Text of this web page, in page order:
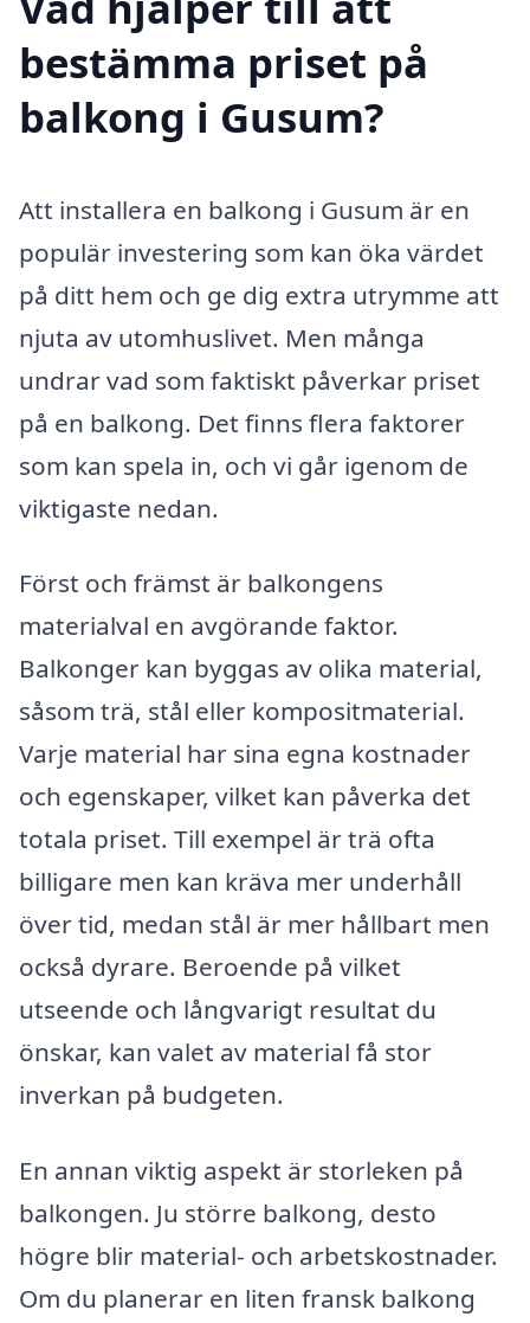
bestämma priset på
balkong i Gusum?
Att installera en balkong i Gusum är en
populär investering som kan öka värdet
på ditt hem och ge dig extra utrymme att
njuta av utomhuslivet. Men många
undrar vad som faktiskt påverkar priset
på en balkong. Det finns flera faktorer
som kan spela in, och vi går igenom de
viktigaste nedan.
Först och främst är balkongens
materialval en avgörande faktor.
Balkonger kan byggas av olika material,
såsom trä, stål eller kompositmaterial.
Varje material har sina egna kostnader
och egenskaper, vilket kan påverka det
totala priset. Till exempel är trä ofta
billigare men kan kräva mer underhåll
över tid, medan stål är mer hållbart men
också dyrare. Beroende på vilket
utseende och långvarigt resultat du
önskar, kan valet av material få stor
inverkan på budgeten.
En annan viktig aspekt är storleken på
balkongen. Ju större balkong, desto
högre blir material- och arbetskostnader.
Om du planerar en liten fransk balkong